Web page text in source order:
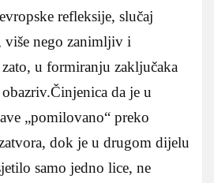
refleksije, slučaj
nego zanimljiv i
u formiranju zaključaka
da je u
„pomilovano“ preko
dok je u drugom dijelu
samo jedno lice, ne